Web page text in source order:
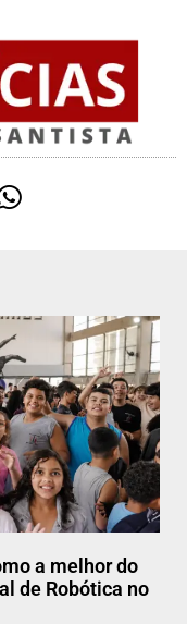
a melhor do
de Robótica no